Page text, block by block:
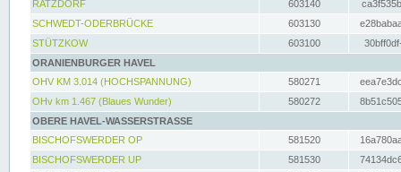
RATZDORF
603140
SCHWEDT-ODERBRÜCKE
603130
STÜTZKOW
603100
ORANIENBURGER HAVEL
OHV KM 3.014 (HOCHSPANNUNG)
580271
OHv km 1.467 (Blaues Wunder)
580272
OBERE HAVEL-WASSERSTRASSE
BISCHOFSWERDER OP
581520
BISCHOFSWERDER UP
581530